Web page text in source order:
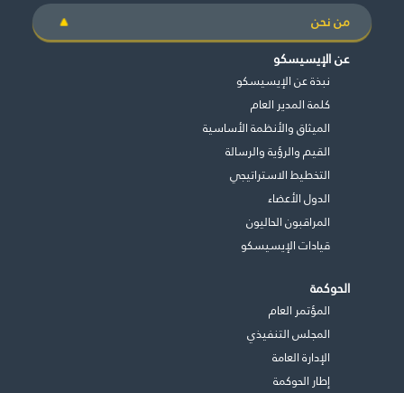
طريقة عملنا
شاركونا
انضم إلى عائلة الإيسيسكو
للموردين
الدعم والتبرع
حقوق الطبع والنشر للإيسيسكو. جميع الحقوق محفوظة.
من نحن
عن الإيسيسكو
نبذة عن الإيسيسكو
كلمة المدير العام
الميثاق والأنظمة الأساسية
القيم والرؤية والرسالة
التخطيط الاستراتيجي
الدول الأعضاء
المراقبون الحاليون
قيادات الإيسيسكو
الحوكمة
المؤتمر العام
المجلس التنفيذي
اﻹدارة العامة
إطار الحوكمة